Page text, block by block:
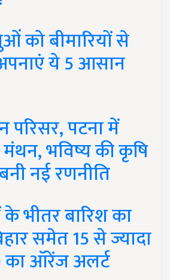
को बीमारियों से
ये 5 आसान
पटना में
मंथन, भविष्य की कृषि
नई रणनीति
भीतर बारिश का
समेत 15 से ज्यादा
का ऑरेंज अलर्ट